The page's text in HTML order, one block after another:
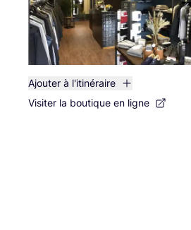
Ajouter à l'itinéraire
Visiter la boutique en ligne